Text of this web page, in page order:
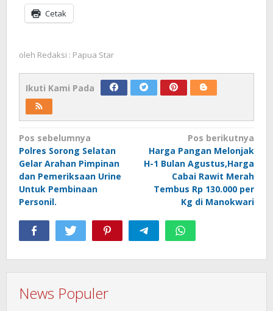
Cetak
oleh Redaksi : Papua Star
Ikuti Kami Pada
Navigasi
pos
Pos sebelumnya
Polres Sorong Selatan
Gelar Arahan Pimpinan
dan Pemeriksaan Urine
Untuk Pembinaan
Personil.
Pos berikutnya
Harga Pangan Melonjak
H-1 Bulan Agustus,Harga
Cabai Rawit Merah
Tembus Rp 130.000 per
Kg di Manokwari
News Populer